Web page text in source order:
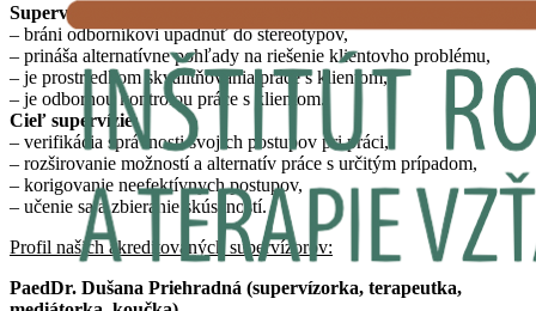
Supervízia:
– bráni odborníkovi upadnúť do stereotypov,
– prináša alternatívne pohľady na riešenie klientovho problému,
– je prostriedkom skvalitňovania práce s klientom,
– je odbornou kontrolou práce s klientom.
Cieľ supervízie:
– verifikácia správnosti svojich postupov pri práci,
– rozširovanie možností a alternatív práce s určitým prípadom,
– korigovanie neefektívnych postupov,
– učenie sa a zbieranie skúseností.
Profil našich akreditovaných supervízorov:
PaedDr. Dušana Priehradná (supervízorka, terapeutka,